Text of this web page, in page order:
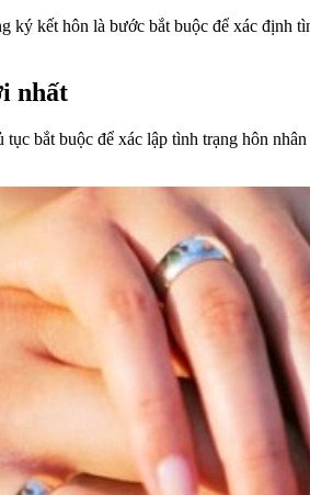
kết hôn là bước bắt buộc để xác
nhất
bắt buộc để xác lập tình trạng hôn